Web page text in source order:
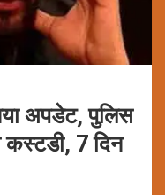
अपडेट, पुलिस
कस्टडी, 7 दिन